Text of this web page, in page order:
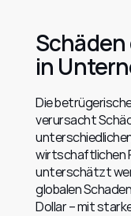
in
Die
verursacht
wirtschaftlichen
unterschätzt
globalen
Dollar – mit